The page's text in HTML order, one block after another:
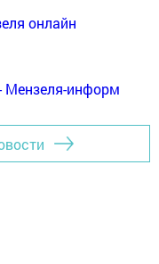
онлайн
Мензеля-информ